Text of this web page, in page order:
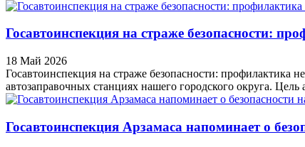
Госавтоинспекция на страже безопасности:
18 Май 2026
Госавтоинспекция на страже безопасности: профилактика
автозаправочных станциях нашего городского округа.
Госавтоинспекция Арзамаса напоминает о